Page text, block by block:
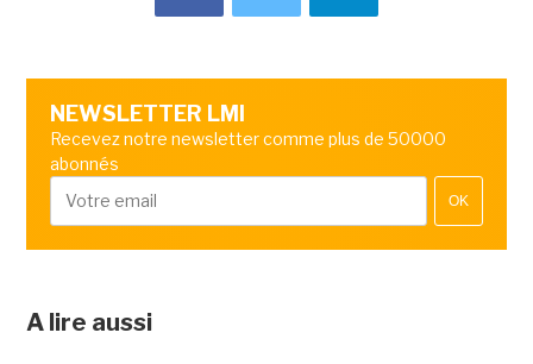
NEWSLETTER LMI
Recevez notre newsletter comme plus de 50000
abonnés
OK
A lire aussi